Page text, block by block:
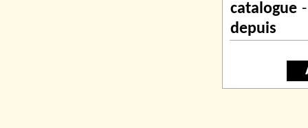
catalogue
depuis
-